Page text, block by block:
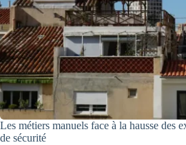
Les métiers manuels face à la hausse des
de sécurité